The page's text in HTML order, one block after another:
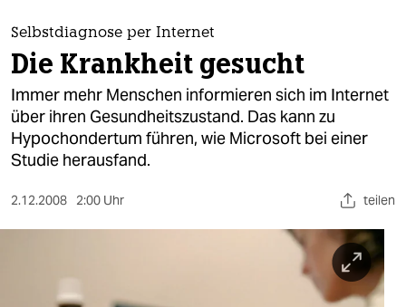
themen
politik
öko
gesellschaft
kultur
sport
Selbstdiagnose per Internet
Die Krankheit gesucht
Immer mehr Menschen informieren sich im Internet
über ihren Gesundheitszustand. Das kann zu
Hypochondertum führen, wie Microsoft bei einer
Studie herausfand.
2.12.2008 2:00 Uhr teilen